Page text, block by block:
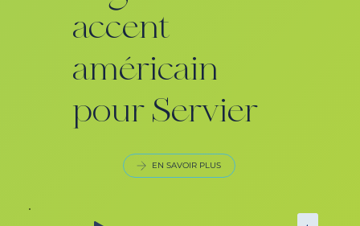
accent
américain
pour Servier
EN SAVOIR PLUS